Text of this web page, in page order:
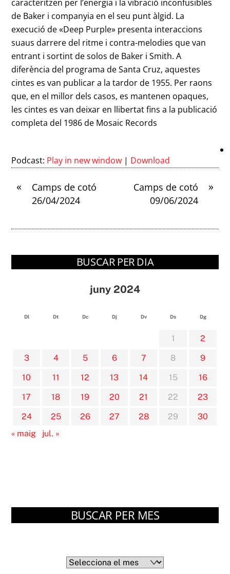
caracteritzen per l’energia i la vibració inconfusibles
de Baker i companyia en el seu punt àlgid. La
execució de «Deep Purple» presenta interaccions
suaus darrere del ritme i contra-melodies que van
entrant i sortint de solos de Baker i Smith. A
diferència del programa de Santa Cruz, aquestes
cintes es van publicar a la tardor de 1955. Per raons
que, en el millor dels casos, es mantenen opaques,
les cintes es van deixar en llibertat fins a la publicació
completa del 1986 de Mosaic Records
Podcast: Play in new window | Download
«
Camps de cotó
26/04/2024
»
Camps de cotó
09/06/2024
BUSCAR PER DIA
juny 2024
Dl Dt Dc Dj Dv Ds Dg
1
2
3
4 5 6 7 8
9
10
11 12 13 14 15
16
17
18 19 20 21 22
23
24
25 26 27 28 29
30
« maig
jul. »
BUSCAR PER MES
Arxius